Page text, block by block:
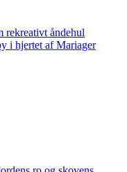
rekreativt åndehul
i hjertet af Mariager